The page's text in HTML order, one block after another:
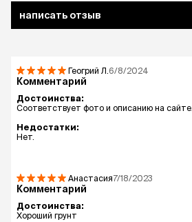
написать отзыв
Геогрий Л. 6/8/2024
Комментарий
Достоинства:
Соответствует фото и описанию на сайте.
Недостатки:
Нет.
Анастасия7/18/2023
Комментарий
Достоинства:
Хороший грунт